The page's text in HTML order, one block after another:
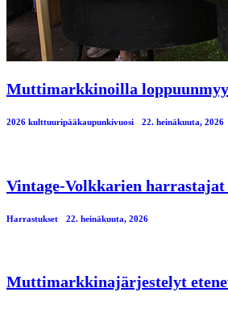
Muttimarkkinoilla
2026 kulttuuripääkaupunkivuosi 22. heinäkuuta, 2026
Vintage-Volkkarien
Harrastukset 22. heinäkuuta, 2026
Muttimarkkinajärjestelyt